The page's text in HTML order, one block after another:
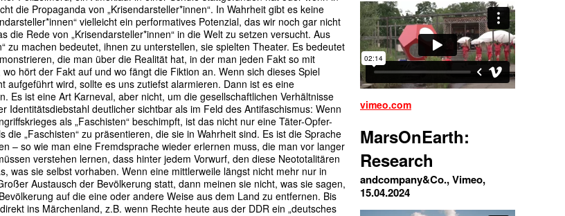
die Propaganda von „Krisendarsteller*innen“. In Wahrheit gibt es keine
vielleicht ein performatives Potenzial, das wir noch gar nicht
Rede von „Krisendarsteller*innen“ in die Welt zu setzen versucht. Aus
zu machen bedeutet, ihnen zu unterstellen, sie spielten Theater. Es bedeutet
die man über die Realität hat, in der man jeden Fakt so mit
hört der Fakt auf und wo fängt die Fiktion an. Wenn sich dieses Spiel
wird, sollte es uns zutiefst alarmieren. Dann ist es eine
Es ist eine Art Karneval, aber nicht, um die gesellschaftlichen Verhältnisse
deutlicher sichtbar als im Feld des Antifaschismus: Wenn
als „Faschisten“ beschimpft, ist das nicht nur eine Täter-Opfer-
„Faschisten“ zu präsentieren, die sie in Wahrheit sind. Es ist die Sprache
– so wie man eine Fremdsprache wieder erlernen muss, die man vor langer
verstehen lernen, dass hinter jedem Vorwurf, den diese Neototalitären
was sie selbst vorhaben. Wenn eine mittlerweile längst nicht mehr nur in
Austausch der Bevölkerung statt, dann meinen sie nicht, was sie sagen,
auf die eine oder andere Weise aus dem Land zu entfernen. Bis
ins Märchenland, z.B. wenn Rechte heute aus der DDR ein „deutsches
vimeo.com
MarsOnEarth:
Research
andcompany&Co., Vimeo,
15.04.2024